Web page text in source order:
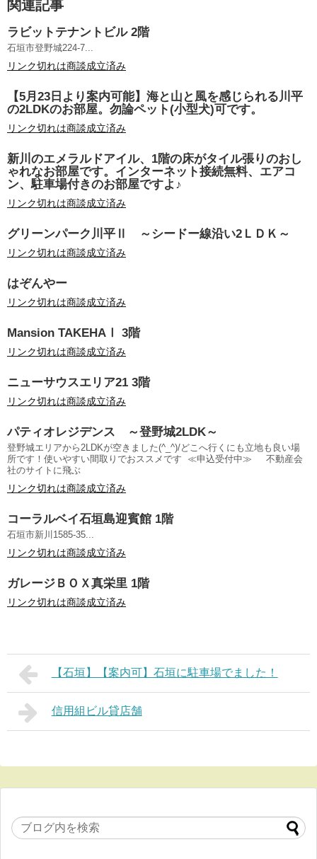
関連記事
ラビットテナントビル 2階
石垣市登野城224-7...
リンク切れは商談成立済み
【5月23日より案内可能】海と山と風を感じられる川平
の2LDKのお部屋。勿論ペット(小型犬)可です。
リンク切れは商談成立済み
新川のエメラルドアイル、1階の床がタイル張りのおし
ゃれなお部屋です。インターネット接続無料、エアコ
ン、駐車場付きのお部屋ですよ♪
リンク切れは商談成立済み
グリーンパーク川平Ⅱ ～シードー線沿い2ＬＤＫ～
リンク切れは商談成立済み
はぞんやー
リンク切れは商談成立済み
Mansion TAKEHAⅠ 3階
リンク切れは商談成立済み
ニューサウスエリア21 3階
リンク切れは商談成立済み
パティオレジデンス ～登野城2LDK～
登野城エリアから2LDKが空きました(^_^)/どこへ行くにも立地も良い場
所です！使いやすい間取りでおススメです ≪申込受付中≫ 不動産会
社のサイトに飛ぶ
リンク切れは商談成立済み
コーラルベイ石垣島迎賓館 1階
石垣市新川1585-35...
リンク切れは商談成立済み
ガレージＢＯＸ真栄里 1階
リンク切れは商談成立済み
【石垣】【案内可】石垣に駐車場でました！
信用組ビル貸店舗